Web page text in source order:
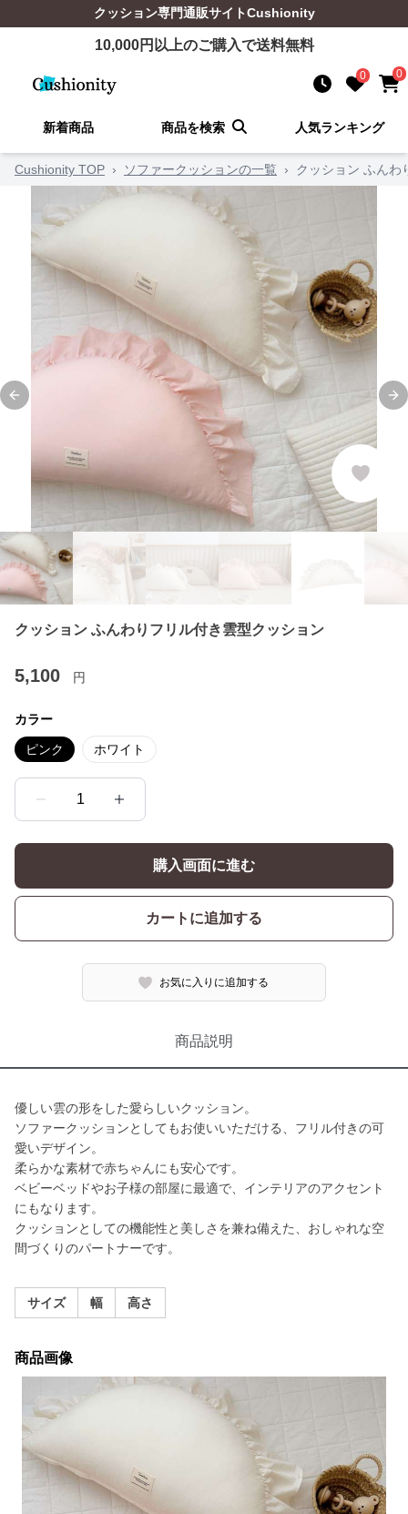
クッション専門通販サイトCushionity
10,000円以上のご購入で送料無料
0 0
新着商品 商品を検索 人気ランキング
Cushionity TOP › ソファークッションの一覧 › クッション ふんわ
Previous slide
クッション ふんわりフリル付き雲型クッション
5,100 円
カラー
ピンク ホワイト
1
購入画面に進む
カートに追加する
お気に入りに追加する
商品説明
優しい雲の形をした愛らしいクッション。
ソファークッションとしてもお使いいただける、フリル付きの可
愛いデザイン。
柔らかな素材で赤ちゃんにも安心です。
ベビーベッドやお子様の部屋に最適で、インテリアのアクセント
にもなります。
クッションとしての機能性と美しさを兼ね備えた、おしゃれな空
間づくりのパートナーです。
サイズ 幅 高さ
商品画像